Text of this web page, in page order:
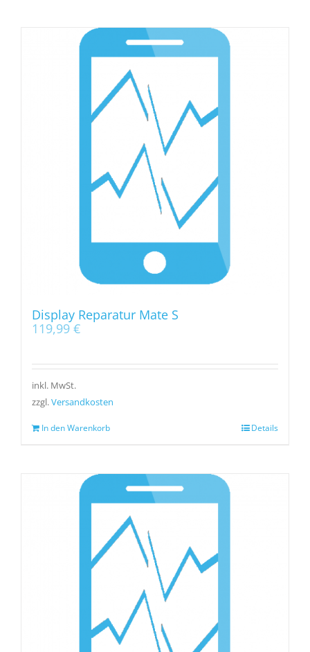
Display Reparatur Mate S
119,99 €
inkl. MwSt.
zzgl.Versandkosten
In den Warenkorb Details